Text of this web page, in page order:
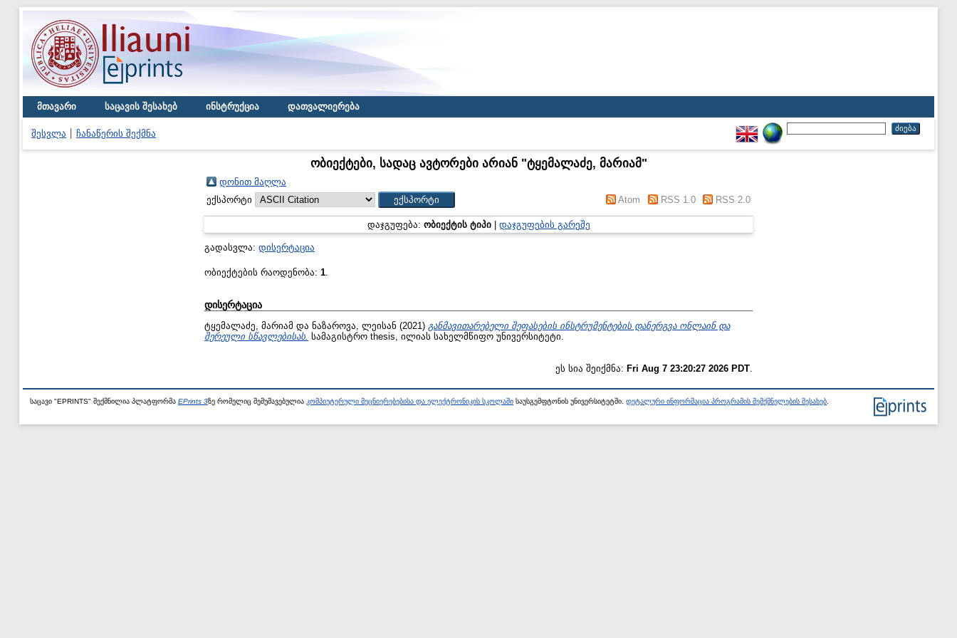
მთავარი საცავის შესახებ ინსტრუქცია დათვალიერება
შესვლა ჩანაწერის შექმნა
ობიექტები, სადაც ავტორები არიან "ტყემალაძე, მარიამ"
დონით მაღლა
ექსპორტი
Atom RSS 1.0 RSS 2.0
დაჯგუფება: ობიექტის ტიპი| დაჯგუფების გარეშე
გადასვლა: დისერტაცია
ობიექტების რაოდენობა: 1.
დისერტაცია
ტყემალაძე, მარიამ და ნაზაროვა, ლეისან (2021) განმავითარებელი შეფასების ინსტრუმენტების დანერგვა ონლაინ და
შერეული სწავლებისას. სამაგისტრო thesis, ილიას სახელმწიფო უნივერსიტეტი.
ეს სია შეიქმნა: Fri Aug 7 23:20:27 2026 PDT
საცავი "EPRINTS" შექმნილია პლატფორმა EPrints 3ზე რომელიც შემუშავებულია კომპიუტერული მეცნიერებებისა და ელექტრონიკის სკოლაში საუსგემფტონის უნივერსიტეტში. დეტალური ინფორმაცია პროგრამის შემქმნელების შესახებ